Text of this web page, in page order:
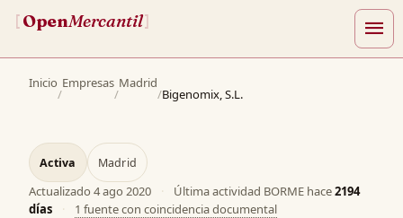
[OpenMercantil] menu
Inicio
/
Empresas
/
Madrid
/Bigenomix, S.L.
Activa Madrid
Actualizado 4 ago 2020 · Última actividad BORME hace2194
días
· 1 fuente con coincidencia documental